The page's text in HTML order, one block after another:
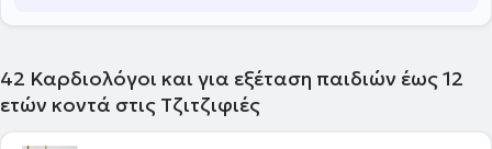
42 Καρδιολόγοι και για εξέταση παιδιών έως 12
ετών κοντά στις Τζιτζιφιές